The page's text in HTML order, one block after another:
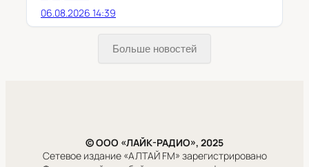
06.08.2026 14:39
Больше новостей
© ООО «ЛАЙК-РАДИО», 2025
Сетевое издание «АЛТАЙ FM» зарегистрировано